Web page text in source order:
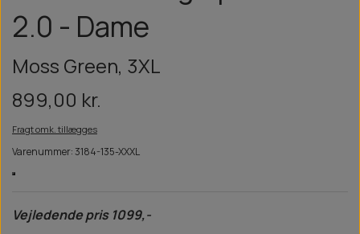
2.0 - Dame
Moss Green, 3XL
899,00 kr.
Fragt omk. tillægges
Varenummer: 3184-135-XXXL
Vejledende pris 1099,-